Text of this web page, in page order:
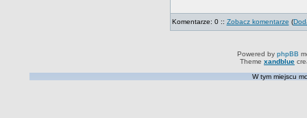
Komentarze: 0 :: Zobacz komentarze (
Powered by phpBB
Theme xandblue
W tym miejscu